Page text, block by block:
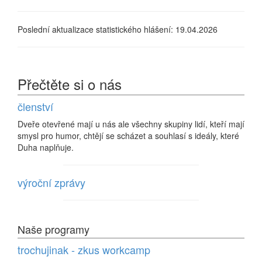
Poslední aktualizace statistického hlášení: 19.04.2026
Přečtěte si o nás
členství
Dveře otevřené mají u nás ale všechny skupiny lidí, kteří mají
smysl pro humor, chtějí se scházet a souhlasí s ideály, které
Duha naplňuje.
výroční zprávy
Naše programy
trochujinak - zkus workcamp